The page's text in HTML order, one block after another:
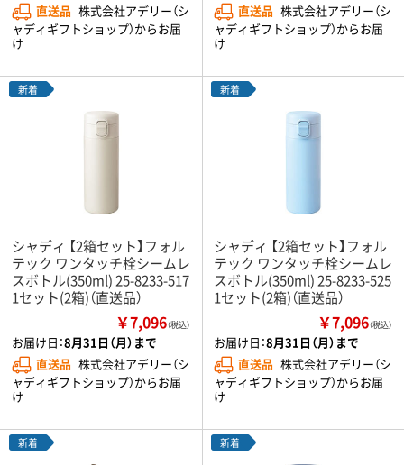
直送品 株式会社アデリー（シ
ャディギフトショップ）からお届
け
直送品 株式会社アデリー（シ
ャディギフトショップ）からお届
け
新着
シャディ 【2箱セット】フォル
テック ワンタッチ栓シームレ
スボトル(350ml) 25-8233-517
1セット(2箱)（直送品）
￥7,096（税込）
お届け日：8月31日（月）まで
直送品 株式会社アデリー（シ
ャディギフトショップ）からお届
け
新着
シャディ 【2箱セット】フォル
テック ワンタッチ栓シームレ
スボトル(350ml) 25-8233-525
1セット(2箱)（直送品）
￥7,096（税込）
お届け日：8月31日（月）まで
直送品 株式会社アデリー（シ
ャディギフトショップ）からお届
け
新着 新着